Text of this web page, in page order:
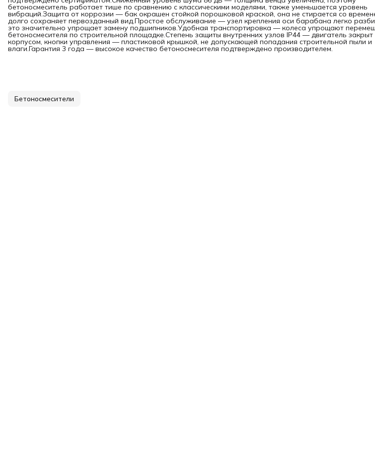
влаги.Гарантия 3 года — высокое
подтверждено производителем.
бетоносмеситель работает тише по сравнению с классическими моделями, также уменьшается уровень
вибраций.Защита от коррозии — бак окрашен стойкой порошковой краской, она не стирается со
долго сохраняет первозданный вид.Простое обслуживание — узел крепления оси барабана легко
это значительно упрощает замену подшипников.Удобная транспортировка — колеса упрощают
бетоносмесителя по строительной площадке.Степень защиты внутренних узлов IP44 — двигатель закрыт
корпусом, кнопки управления — пластиковой крышкой, не допускающей попадания строительной пыли и
влаги.Гарантия 3 года — высокое качество бетоносмесителя подтверждено производителем.
Бетоносмесители